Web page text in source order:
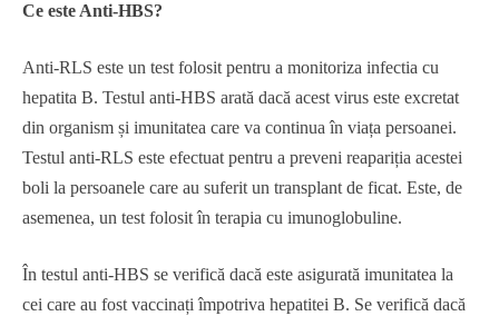
Ce este Anti-HBS?
Anti-RLS este un test folosit pentru a monitoriza infectia cu
hepatita B. Testul anti-HBS arată dacă acest virus este excretat
din organism și imunitatea care va continua în viața persoanei.
Testul anti-RLS este efectuat pentru a preveni reapariția acestei
boli la persoanele care au suferit un transplant de ficat. Este, de
asemenea, un test folosit în terapia cu imunoglobuline.
În testul anti-HBS se verifică dacă este asigurată imunitatea la
cei care au fost vaccinați împotriva hepatitei B. Se verifică dacă